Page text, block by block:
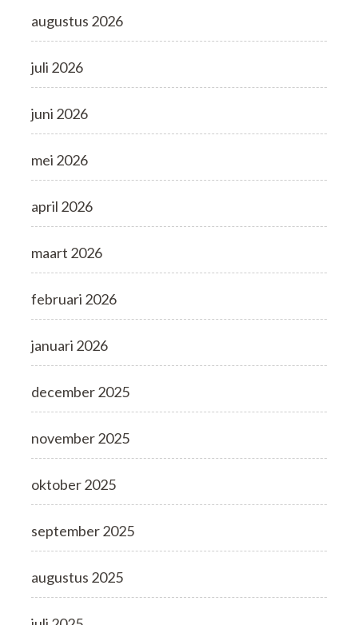
augustus 2026
juli 2026
juni 2026
mei 2026
april 2026
maart 2026
februari 2026
januari 2026
december 2025
november 2025
oktober 2025
september 2025
augustus 2025